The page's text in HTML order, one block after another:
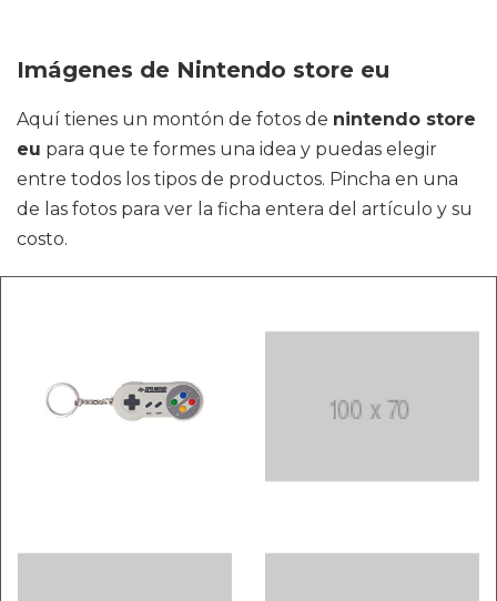
Imágenes de Nintendo store eu
Aquí tienes un montón de fotos de nintendo store
eu para que te formes una idea y puedas elegir
entre todos los tipos de productos. Pincha en una
de las fotos para ver la ficha entera del artículo y su
costo.